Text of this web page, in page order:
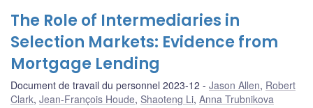
The Role of Intermediaries in
Selection Markets: Evidence from
Mortgage Lending
Document de travail du personnel 2023-12 Jason Allen, Robert
Clark, Jean-François Houde, Shaoteng Li, Anna Trubnikova